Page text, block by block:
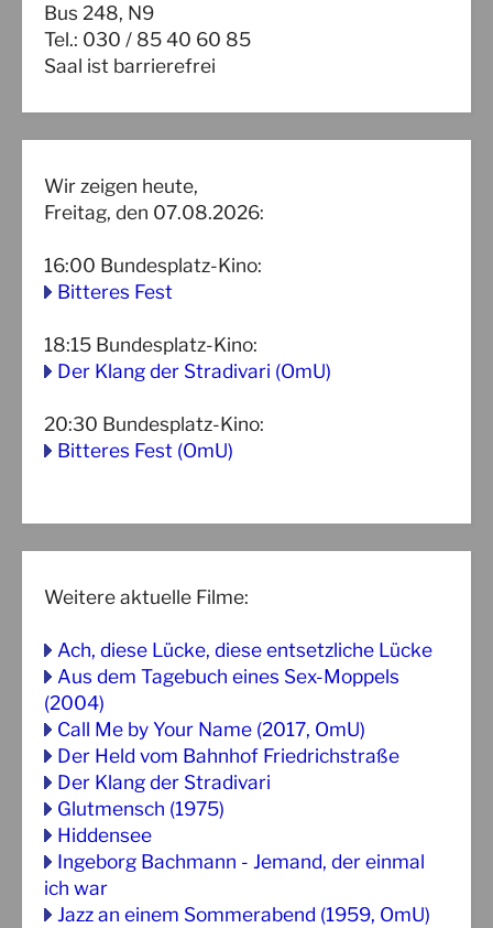
Bus 248, N9
Tel.: 030 / 85 40 60 85
Saal ist barrierefrei
Wir zeigen heute,
Freitag, den 07.08.2026:
16:00 Bundesplatz-Kino:
Bitteres Fest
18:15 Bundesplatz-Kino:
Der Klang der Stradivari (OmU)
20:30 Bundesplatz-Kino:
Bitteres Fest (OmU)
Weitere aktuelle Filme:
Ach, diese Lücke, diese entsetzliche Lücke
Aus dem Tagebuch eines Sex-Moppels
(2004)
Call Me by Your Name (2017, OmU)
Der Held vom Bahnhof Friedrichstraße
Der Klang der Stradivari
Glutmensch (1975)
Hiddensee
Ingeborg Bachmann - Jemand, der einmal
ich war
Jazz an einem Sommerabend (1959, OmU)